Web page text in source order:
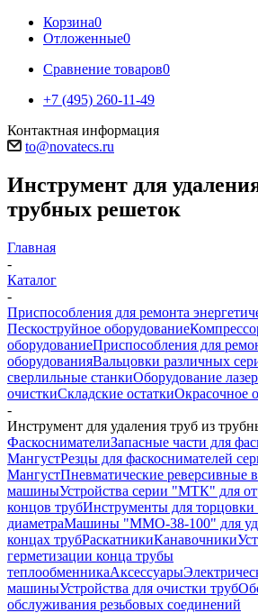
Корзина0
Отложенные0
Сравнение товаров0
+7 (495) 260-11-49
Контактная информация
to@novatecs.ru
Инструмент для
трубных решеток
Главная
-
Каталог
-
Приспособления для ремонта
Пескоструйное оборудование
оборудованиеПриспособления для
оборудованияВальцовки различных
сверлильные станкиОборудование
очисткиСкладские остаткиОкрасочное
-
Инструмент для удаления труб из
ФаскоснимателиЗапасные части для
МангустРезцы для фаскоснимателей
МангустПневматические реверсивные
машиныУстройства серии "МТК" для
концов трубИнструменты для торцовки
диаметраМашины "ММО-38-100" для
концах трубРаскатникиКанавочники
герметизации конца трубы
теплообменникаАксессуары
машиныУстройства для очистки труб
обслуживания резьбовых соединений